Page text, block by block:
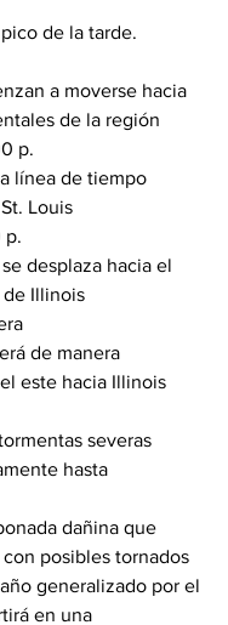
de la tarde.
a moverse hacia
de la región
p.
línea de tiempo
Louis
p.
desplaza hacia el
de Illinois
de manera
este hacia Illinois
severas
hasta
dañina que
posibles tornados
generalizado por el
en una